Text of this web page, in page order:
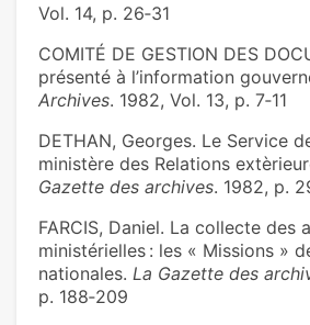
Vol. 14, p. 26‑31
COMITÉ DE GESTION DES
présenté à l’information
Archives. 1982, Vol. 13, p. 7‑11
DETHAN, Georges. Le Service
ministère des Relations
Gazette des archives. 1982, p.
FARCIS, Daniel. La collecte des
ministérielles : les « Missions »
nationales. La Gazette des
p. 188‑209